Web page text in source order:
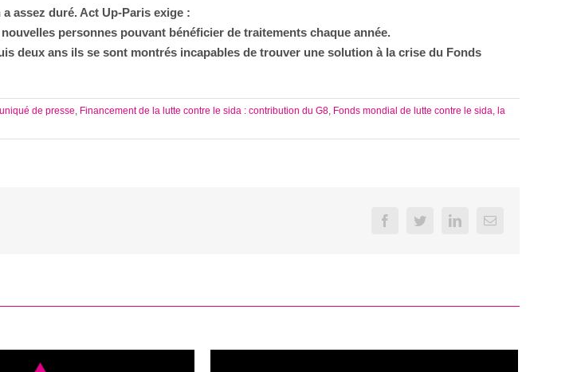
assez duré. Act Up-Paris exige :
personnes pouvant bénéficier de traitements chaque année.
deux ans ils se sont montrés incapables de trouver une solution à la crise du Fonds
de presse Financement de la lutte contre le sida : contribution du G8 Fonds mondial de lutte contre le sida, la
FacebookTwitterLinkedInEmail